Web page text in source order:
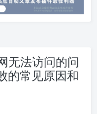
无法访问的问
的常见原因和